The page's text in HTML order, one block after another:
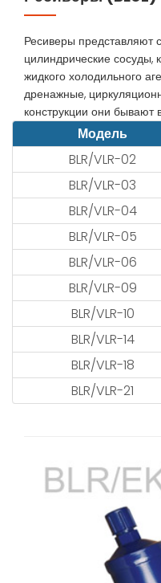
Ресиверы представляют
цилиндрические сосуды,
жидкого холодильного
дренажные,
конструкции они бывают
Модель
BLR/VLR-02
BLR/VLR-03
BLR/VLR-04
BLR/VLR-05
BLR/VLR-06
BLR/VLR-09
BLR/VLR-10
BLR/VLR-14
BLR/VLR-18
BLR/VLR-21